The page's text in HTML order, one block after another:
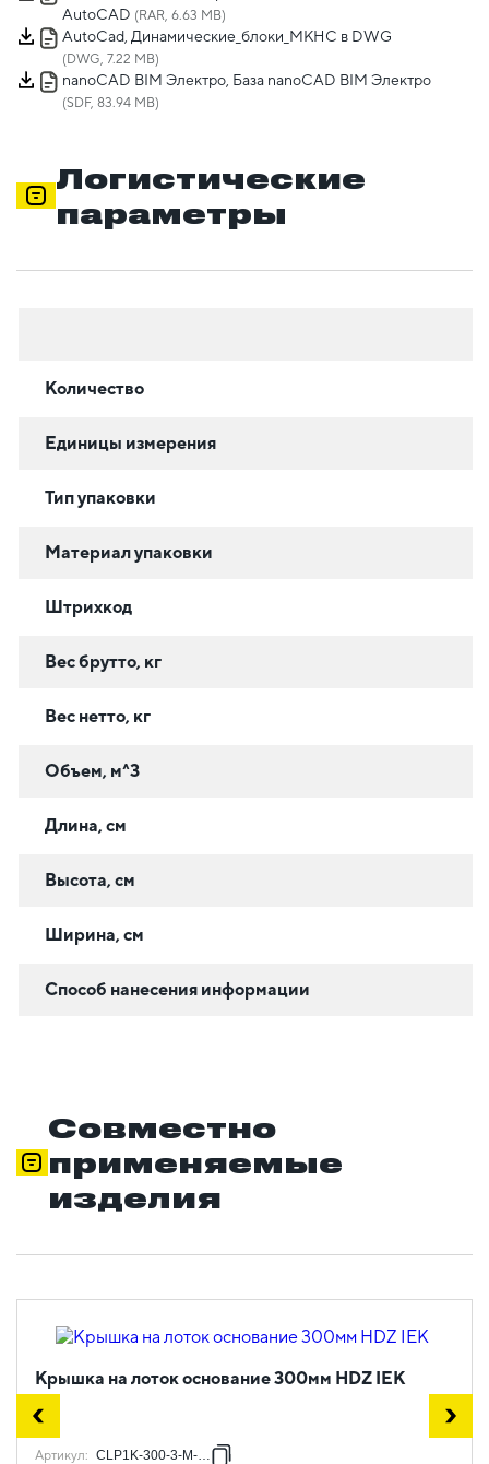
AutoCAD (RAR, 6.63 MB)
AutoCad, Динамические_блоки_МКНС в DWG
(DWG, 7.22 MB)
nanoCAD BIM Электро, База nanoCAD BIM Электро
(SDF, 83.94 MB)
Логистические
параметры
Количество
Единицы измерения
Тип упаковки
Материал упаковки
Штрихкод
Вес брутто, кг
Вес нетто, кг
Объем, м^3
Длина, см
Высота, см
Ширина, см
Способ нанесения информации
Совместно
применяемые
изделия
Крышка на лоток основание 300мм HDZ IEK
Артикул: CLP1K-300-3-M-HDZ